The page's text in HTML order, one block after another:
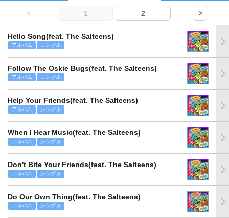
< 1 2 >
Hello Song(feat. The Salteens)
アルバム シングル
Follow The Oskie Bugs(feat. The Salteens)
アルバム シングル
Help Your Friends(feat. The Salteens)
アルバム シングル
When I Hear Music(feat. The Salteens)
アルバム シングル
Don't Bite Your Friends(feat. The Salteens)
アルバム シングル
Do Our Own Thing(feat. The Salteens)
アルバム シングル